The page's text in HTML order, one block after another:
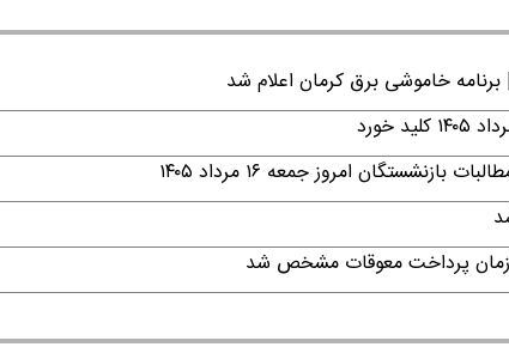
خورد
امروز جمعه ۱۶ مرداد ۱۴۰۵
زمان پرداخت معوقات مشخص شد